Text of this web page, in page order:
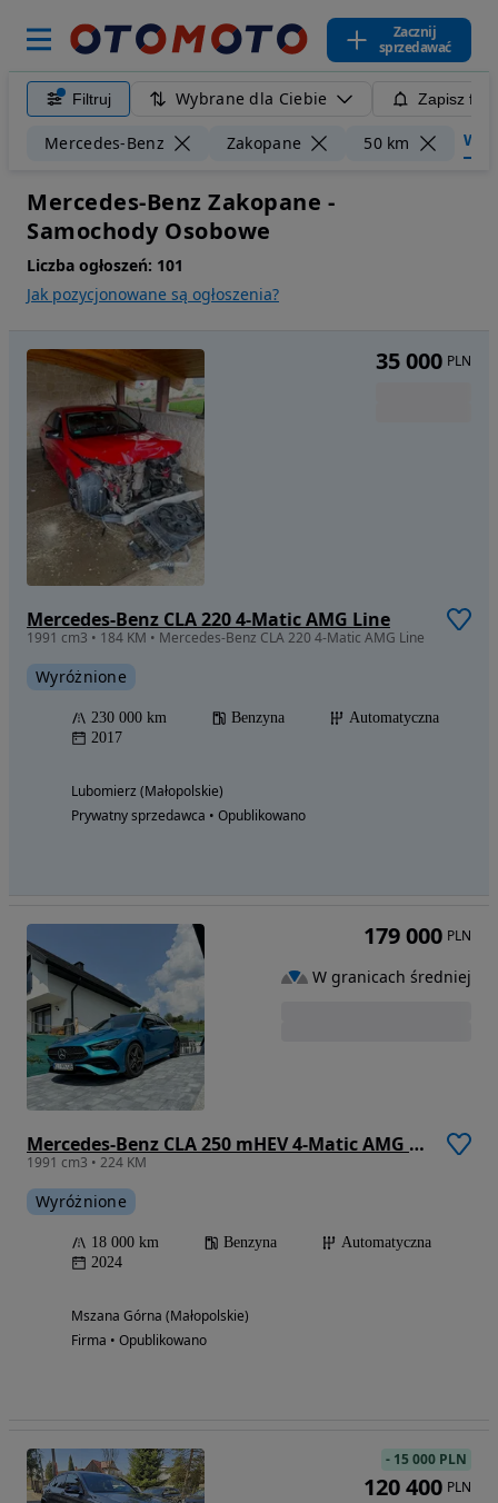
Zacznij
sprzedawać
Filtruj Wybrane dla Ciebie Zapisz
Mercedes-Benz Zakopane 50 km
Mercedes-Benz Zakopane -
Samochody Osobowe
Liczba ogłoszeń: 101
Jak pozycjonowane są ogłoszenia?
Mercedes-Benz CLA 220 4-Matic AMG Line
1991 cm3 • 184 KM • Mercedes-Benz CLA 220 4-Matic AMG Line
Wyróżnione
230 000 km Benzyna
Automatyczna
2017
Lubomierz (Małopolskie)
Prywatny sprzedawca • Opublikowano
35 000 PLN
Mercedes-Benz CLA 250 mHEV 4-Matic AMG Line 8G-DCT
1991 cm3 • 224 KM
Wyróżnione
18 000 km Benzyna
Automatyczna
2024
Mszana Górna (Małopolskie)
Firma • Opublikowano
179 000 PLN
W granicach średniej
- 15 000 PLN
120 400 PLN